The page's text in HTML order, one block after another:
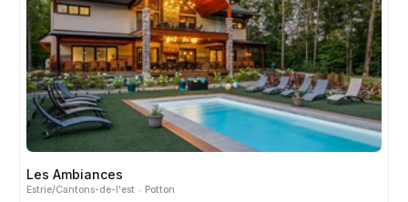
Les Ambiances
Estrie/Cantons-de-l'est
Potton